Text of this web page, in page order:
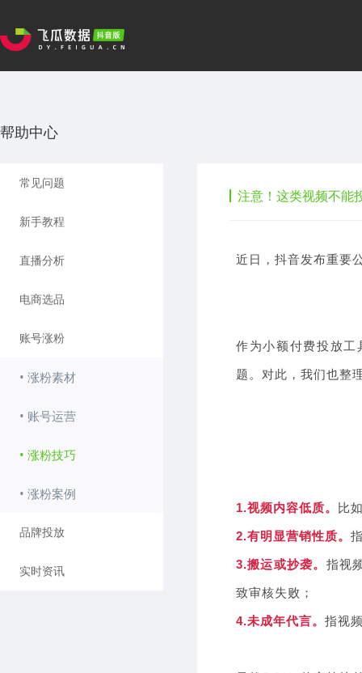
帮助中心
常见问题
新手教程
直播分析
电商选品
账号涨粉
• 涨粉素材
• 账号运营
• 涨粉技巧
• 涨粉案例
品牌投放
实时资讯
注意！这类视频不能
近日，抖音发布重要
作为小额付费投放
题。对此，我们也整
1.视频内容低质。 比
2.有明显营销性质。
3.搬运或抄袭。 指视
致审核失败；
4.未成年代言。 指视